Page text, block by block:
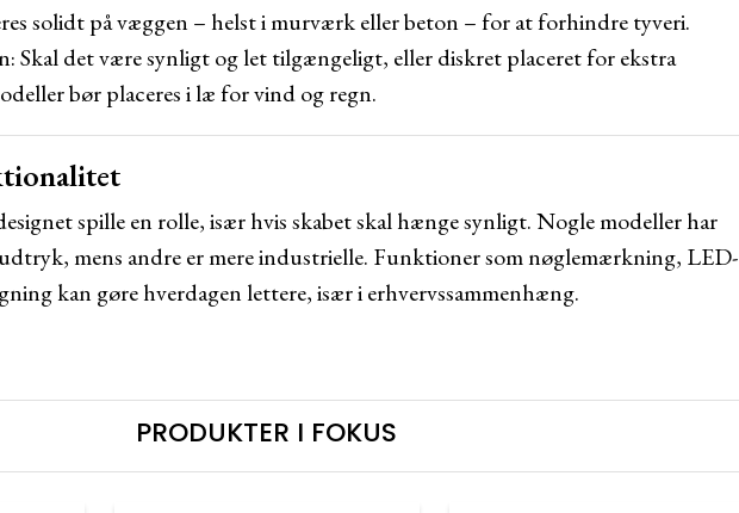
solidt på væggen – helst i murværk eller beton – for at forhindre tyveri.
Skal det være synligt og let tilgængeligt, eller diskret placeret for ekstra
bør placeres i læ for vind og regn.
spille en rolle, især hvis skabet skal hænge synligt. Nogle modeller har
mens andre er mere industrielle. Funktioner som nøglemærkning, LED-
kan gøre hverdagen lettere, især i erhvervssammenhæng.
PRODUKTER I FOKUS